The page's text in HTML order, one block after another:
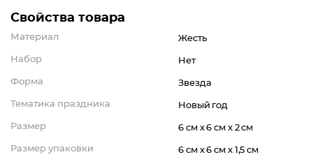
Свойства товара
Материал Жесть
Набор Нет
Форма Звезда
Тематика праздника Новый год
Размер 6 см x 6 см x 2 см
Размер упаковки 6 см x 6 см x 1,5 см